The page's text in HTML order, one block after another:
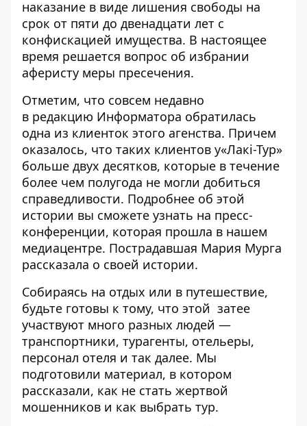
наказание в виде лишения свободы на
срок от пяти до двенадцати лет с
конфискацией имущества. В настоящее
время решается вопрос об избрании
аферисту меры пресечения.
Отметим, что совсем недавно
в редакцию Информатора обратилась
одна из клиенток этого агенства. Причем
оказалось, что таких клиентов у«Лакі-Тур»
больше двух десятков, которые в течение
более чем полугода не могли добиться
справедливости. Подробнее об этой
истории вы сможете узнать на пресс-
конференции, которая прошла в нашем
медиацентре. Пострадавшая Мария Мурга
рассказала о своей истории.
Собираясь на отдых или в путешествие,
будьте готовы к тому, что этой затее
участвуют много разных людей —
транспортники, турагенты, отельеры,
персонал отеля и так далее. Мы
подготовили материал, в котором
рассказали, как не стать жертвой
мошенников и как выбрать тур.